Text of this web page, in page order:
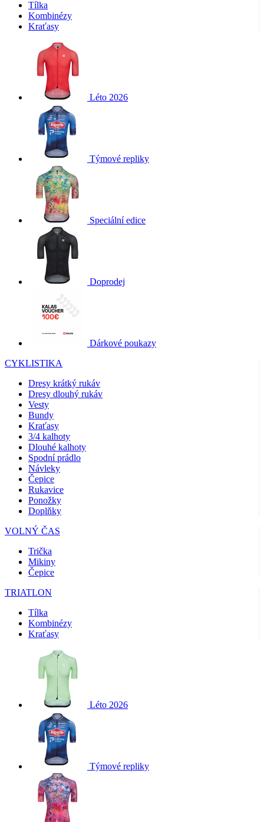
Tílka
Kombinézy
Kraťasy
Léto 2026
Týmové repliky
Speciální edice
Doprodej
Dárkové poukazy
CYKLISTIKA
Dresy krátký rukáv
Dresy dlouhý rukáv
Vesty
Bundy
Kraťasy
3/4 kalhoty
Dlouhé kalhoty
Spodní prádlo
Návleky
Čepice
Rukavice
Ponožky
Doplňky
VOLNÝ ČAS
Trička
Mikiny
Čepice
TRIATLON
Tílka
Kombinézy
Kraťasy
Léto 2026
Týmové repliky